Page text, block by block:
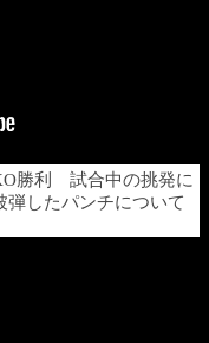
勝利 試合中の挑発に
したパンチについて